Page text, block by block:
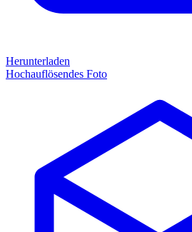
Herunterladen
Hochauflösendes Foto